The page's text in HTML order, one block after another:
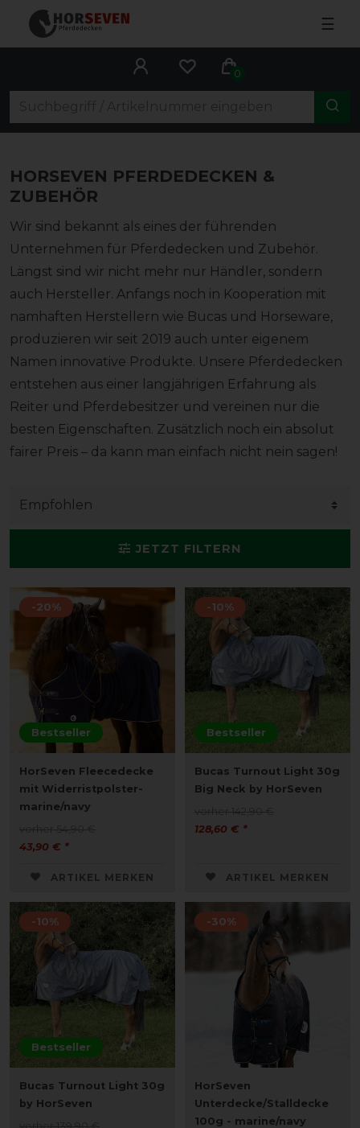
☰
0
HORSEVEN PFERDEDECKEN &
ZUBEHÖR
Wir sind bekannt als eines der führenden
Unternehmen für Pferdedecken und Zubehör.
Längst sind wir nicht mehr nur Händler, sondern
auch Hersteller. Anfangs noch in Kooperation mit
namhaften Herstellern wie Bucas und Horseware,
produzieren wir seit 2019 auch unter eigenem
Namen innovative Produkte. Unsere Pferdedecken
entstehen aus einer langjährigen Erfahrung als
Reiter und Pferdebesitzer und vereinen nur die
besten Eigenschaften. Zusätzlich noch ein absolut
fairer Preis – da kann man einfach nicht nein sagen!
JETZT FILTERN
Bestseller
-20%
HorSeven Fleecedecke
mit Widerristpolster-
marine/navy
43,90 € *
ARTIKEL MERKEN
Bestseller
-10%
Bucas Turnout Light 30g
Big Neck by HorSeven
128,60 € *
ARTIKEL MERKEN
Bestseller
-10%
Bucas Turnout Light 30g
by HorSeven
-30%
HorSeven
Unterdecke/Stalldecke
100g - marine/navy